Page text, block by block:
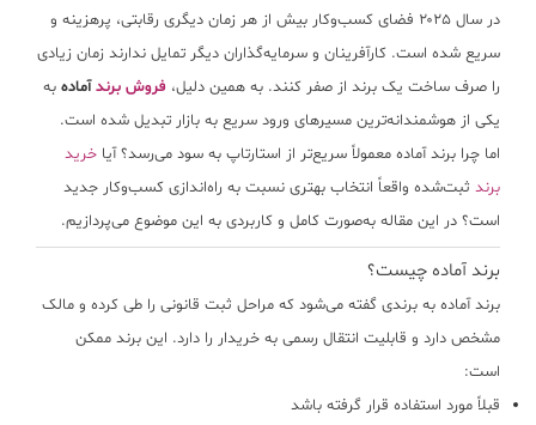
در سال ۲۰۲۵ فضای کسب‌وکار بیش از هر زمان دیگری رقابتی، پرهزینه و
سریع شده است. کارآفرینان و سرمایه‌گذاران دیگر تمایل ندارند زمان زیادی
را صرف ساخت یک برند از صفر کنند. به همین دلیل، فروش برندآماده به
یکی از هوشمندانه‌ترین مسیرهای ورود سریع به بازار تبدیل شده است.
اما چرا برند آماده معمولاً سریع‌تر از استارتاپ به سود می‌رسد؟ آیا خرید
برند ثبت‌شده واقعاً انتخاب بهتری نسبت به راه‌اندازی کسب‌وکار جدید
است؟ در این مقاله به‌صورت کامل و کاربردی به این موضوع می‌پردازیم.
برند آماده چیست؟
برند آماده به برندی گفته می‌شود که مراحل ثبت قانونی را طی کرده و مالک
مشخص دارد و قابلیت انتقال رسمی به خریدار را دارد. این برند ممکن
است:
قبلاً مورد استفاده قرار گرفته باشد